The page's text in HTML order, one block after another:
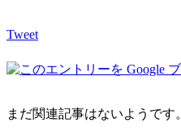
Tweet
まだ関連記事はないようです。